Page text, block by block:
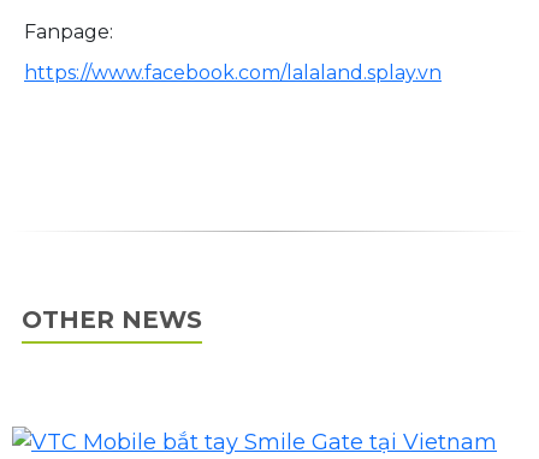
Fanpage:
https://www.facebook.com/lalaland.splay.vn
OTHER NEWS